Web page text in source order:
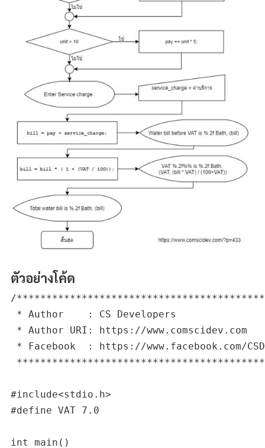
ตัวอย่างโค้ด
/
* Author    : CS Developers
* Author URI: https://www.comscidev.com
* Facebook  : https://www.facebook.com/
#include<stdio.h>
#define VAT 7.0
int main()